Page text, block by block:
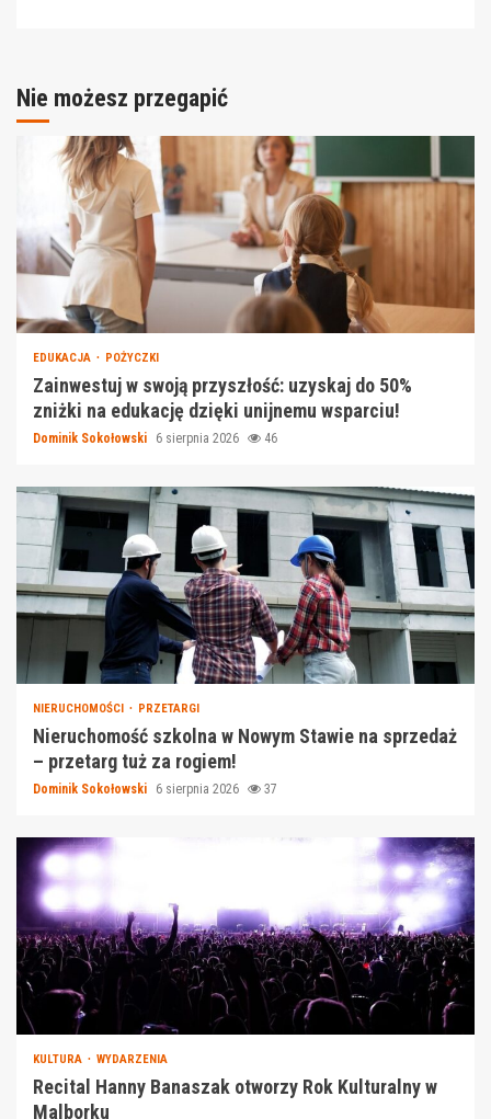
Nie możesz przegapić
EDUKACJA POŻYCZKI
Zainwestuj w swoją przyszłość: uzyskaj do 50%
zniżki na edukację dzięki unijnemu wsparciu!
Dominik Sokołowski 6 sierpnia 2026 46
NIERUCHOMOŚCI PRZETARGI
Nieruchomość szkolna w Nowym Stawie na sprzedaż
– przetarg tuż za rogiem!
Dominik Sokołowski 6 sierpnia 2026 37
KULTURA WYDARZENIA
Recital Hanny Banaszak otworzy Rok Kulturalny w
Malborku